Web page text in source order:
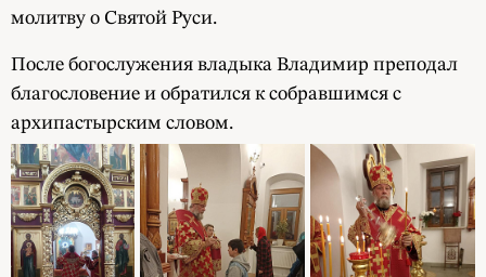
молитву о Святой Руси.
После богослужения владыка Владимир преподал
благословение и обратился к собравшимся с
архипастырским словом.